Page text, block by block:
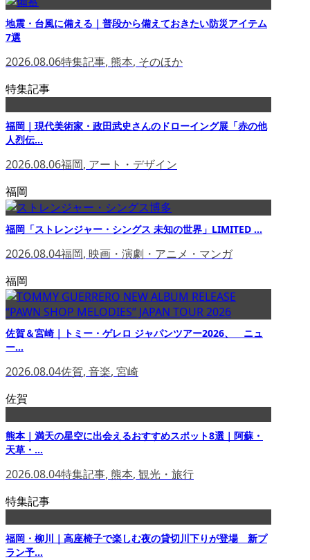
地震・台風に備える｜普段から備えておきたい防災アイテム
7選
2026.08.06特集記事, 熊本, そのほか
特集記事
福岡｜現代美術家・政田武史さんのドローイング展「赤の他
人烈伝...
2026.08.06福岡, アート・デザイン
福岡
福岡「ストレンジャー・シングス 未知の世界」LIMITED ...
2026.08.04福岡, 映画・演劇・アニメ・マンガ
福岡
佐賀＆宮崎｜トミー・ゲレロ ジャパンツアー2026、 ニュ
ー...
2026.08.04佐賀, 音楽, 宮崎
佐賀
熊本｜満天の星空に出会えるおすすめスポット8選｜阿蘇・
天草・...
2026.08.04特集記事, 熊本, 観光・旅行
特集記事
福岡・柳川｜高座椅子で楽しむ夜の貸切川下りが登場 新プ
ラン予...